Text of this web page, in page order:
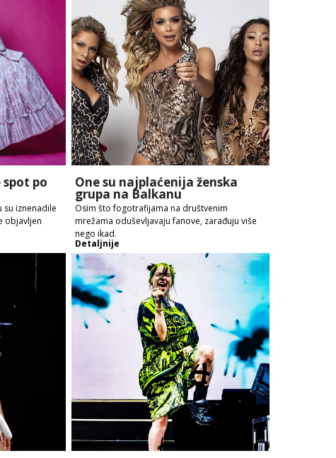
spot po
su iznenadile
objavljen
One su najplaćenija ženska
grupa na Balkanu
Osim što fogotrafijama na društvenim
mrežama oduševljavaju fanove, zarađuju više
nego ikad.
Detaljnije